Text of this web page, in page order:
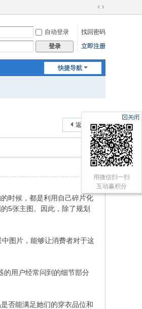
切
到
宽
自动登录
找回密码
登录 立即注册
快捷导航
返回列表
时候，都是利用自己碎片化
5张主图。因此，除了规划
图片，能够让消费者对于这
的用户经常问到的细节部分
否能满足她们的穿衣品位和
用微信扫一扫
互动赢积分